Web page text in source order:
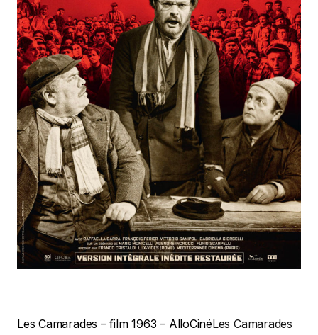
Les Camarades – film 1963 – AlloCinéLes Camarades